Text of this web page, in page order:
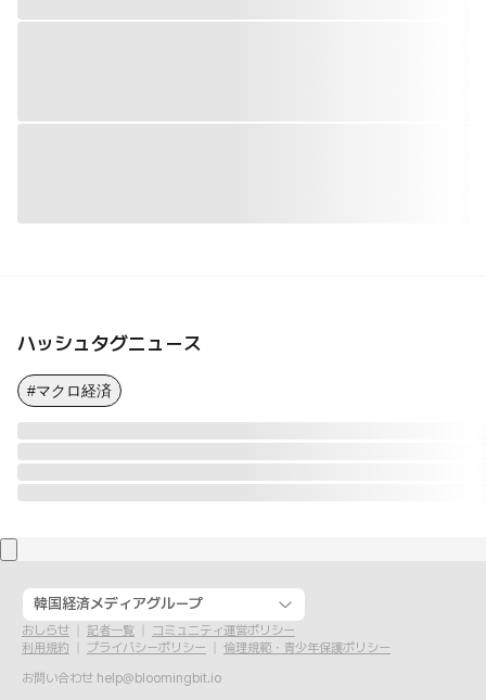
ハッシュタグニュース
#マクロ経済
韓国経済メディアグループ
おしらせ 記者一覧
コミュニティ運営ポリシー
利用規約
プライバシーポリシー
倫理規範・青少年保護ポリシー
お問い合わせ help@bloomingbit.io